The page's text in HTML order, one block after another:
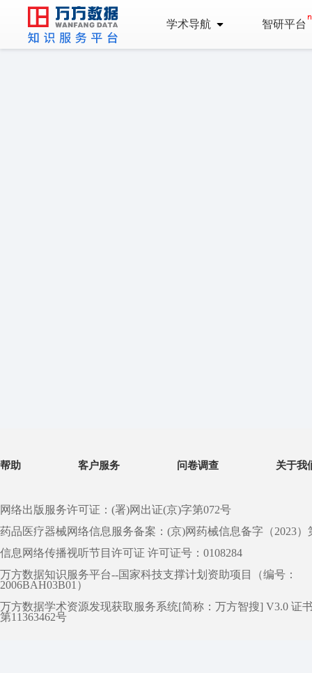
学术导航 智研平台
帮助 客户服务 问卷调查 关于我
网络出版服务许可证：(署)网出证(京)字第072号
药品医疗器械网络信息服务备案：(京)网药械信息备字（2023）
信息网络传播视听节目许可证 许可证号：0108284
万方数据知识服务平台--国家科技支撑计划资助项目（编号：
2006BAH03B01）
万方数据学术资源发现获取服务系统[简称：万方智搜] V3.0 证
第11363462号